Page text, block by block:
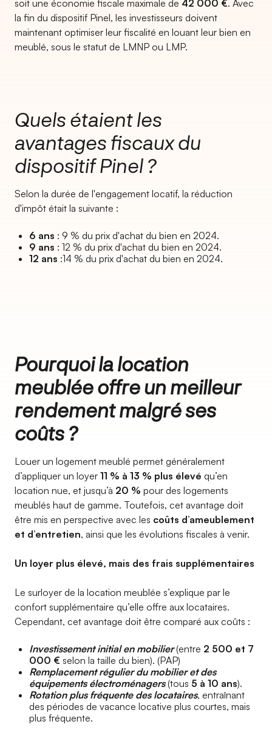
soit une économie fiscale maximale de 42 000 €. Avec
la fin du dispositif Pinel, les investisseurs doivent
maintenant optimiser leur fiscalité en louant leur bien en
meublé, sous le statut de LMNP ou LMP.
Quels étaient les
avantages fiscaux du
dispositif Pinel ?
Selon la durée de l'engagement locatif, la réduction
d'impôt était la suivante :
6 ans : 9 % du prix d'achat du bien en 2024.
9 ans : 12 % du prix d'achat du bien en 2024.
12 ans :14 % du prix d'achat du bien en 2024.
Pourquoi la location
meublée offre un meilleur
rendement malgré ses
coûts ?
Louer un logement meublé permet généralement
d’appliquer un loyer 11 % à 13 % plus élevé qu’en
location nue, et jusqu’à 20 % pour des logements
meublés haut de gamme. Toutefois, cet avantage doit
être mis en perspective avec les coûts d’ameublement
et d’entretien, ainsi que les évolutions fiscales à venir.
Un loyer plus élevé, mais des frais supplémentaires
Le surloyer de la location meublée s’explique par le
confort supplémentaire qu’elle offre aux locataires.
Cependant, cet avantage doit être comparé aux coûts :
Investissement initial en mobilier(entre 2 500 et 7
000 € selon la taille du bien). (PAP)
Remplacement régulier du mobilier et des
équipements électroménagers(tous 5 à 10 ans).
Rotation plus fréquente des locataires, entraînant
des périodes de vacance locative plus courtes, mais
plus fréquente.